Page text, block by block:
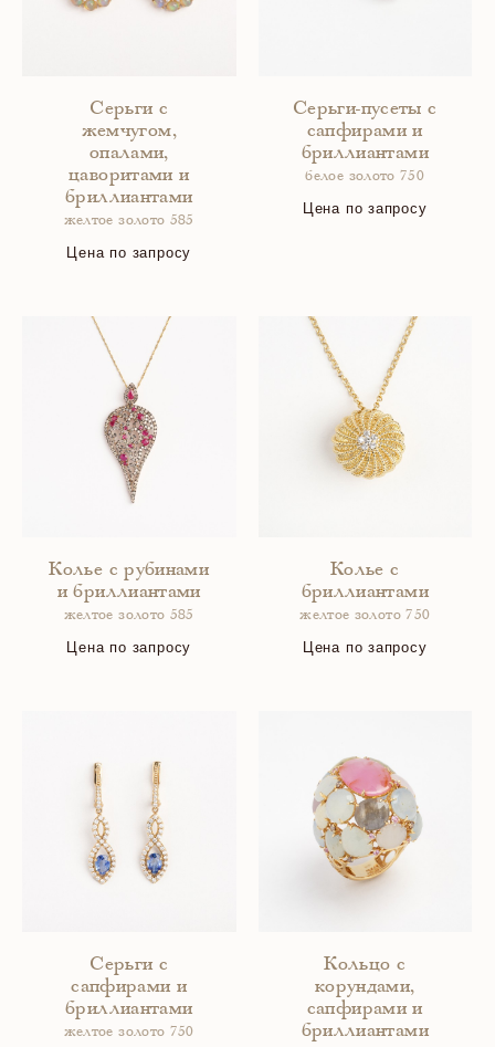
Серьги с
жемчугом,
опалами,
цаворитами и
бриллиантами
желтое золото 585
Цена по запросу
Серьги-пусеты с
сапфирами и
бриллиантами
белое золото 750
Цена по запросу
Колье с рубинами
и бриллиантами
желтое золото 585
Цена по запросу
Колье с
бриллиантами
желтое золото 750
Цена по запросу
Серьги с
сапфирами и
бриллиантами
желтое золото 750
Кольцо с
корундами,
сапфирами и
бриллиантами